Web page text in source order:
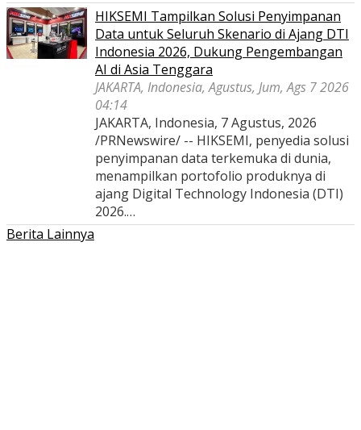
HIKSEMI Tampilkan Solusi Penyimpanan
Data untuk Seluruh Skenario di Ajang DTI
Indonesia 2026, Dukung Pengembangan
AI di Asia Tenggara
JAKARTA, Indonesia, Agustus, Jum, Ags 7 2026
04:14
JAKARTA, Indonesia, 7 Agustus, 2026
/PRNewswire/ -- HIKSEMI, penyedia solusi
penyimpanan data terkemuka di dunia,
menampilkan portofolio produknya di
ajang Digital Technology Indonesia (DTI)
2026.…
Berita Lainnya